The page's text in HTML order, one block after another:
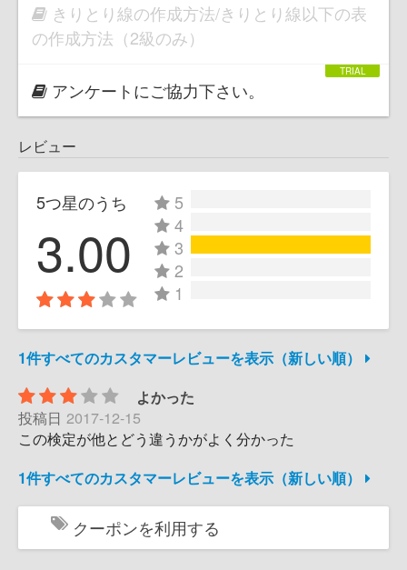
きりとり線の作成方法/きりとり線以下の表
の作成方法（2級のみ）
アンケートにご協力下さい。
レビュー
5つ星のうち
3.00
5
4
3
2
1
1件すべてのカスタマーレビューを表示（新しい順）
よかった
投稿日 2017-12-15
この検定が他とどう違うかがよく分かった
1件すべてのカスタマーレビューを表示（新しい順）
クーポンを利用する